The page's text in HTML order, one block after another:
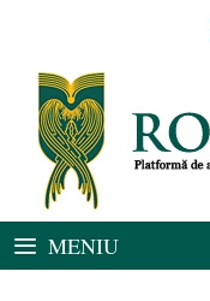
conținut
MENIU